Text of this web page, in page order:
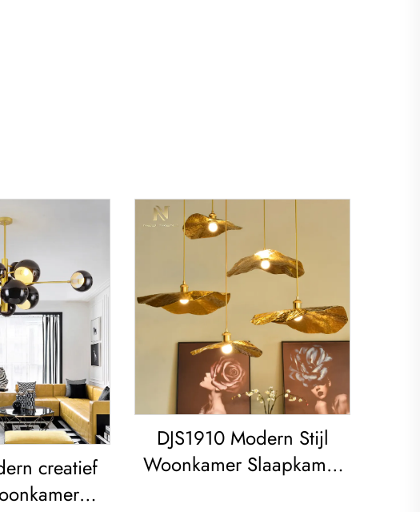
creatief
DJS1910 Modern Stijl
Woonkamer Slaapkamer